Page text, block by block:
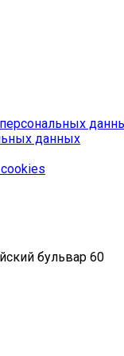
данных
бульвар 60